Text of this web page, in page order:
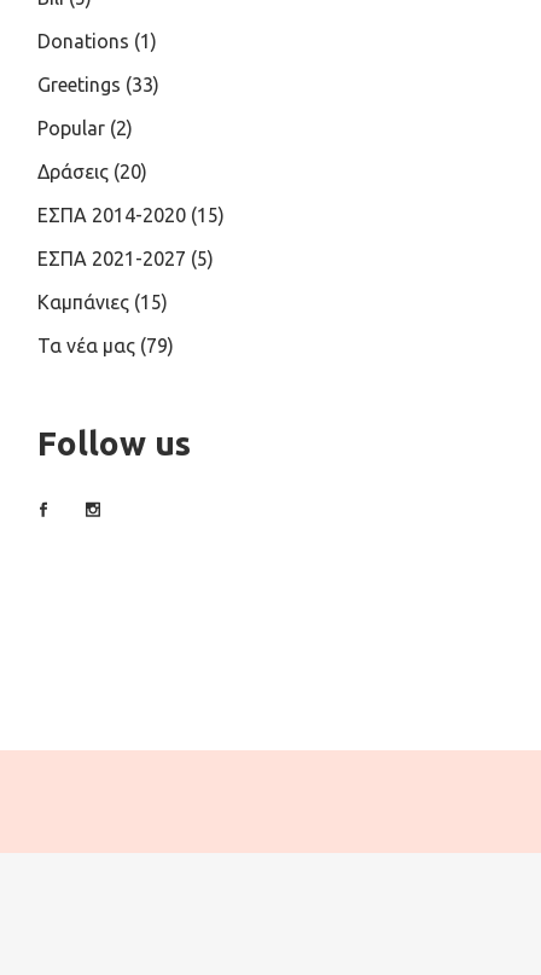
Donations (1)
Greetings (33)
Popular (2)
Δράσεις (20)
ΕΣΠΑ 2014-2020 (15)
ΕΣΠΑ 2021-2027 (5)
Καμπάνιες (15)
Τα νέα μας (79)
Follow us